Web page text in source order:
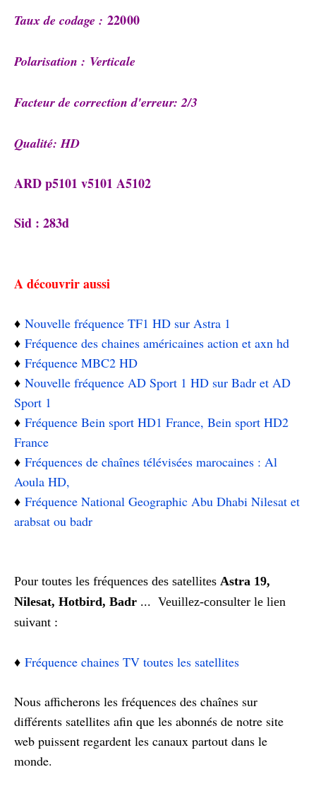
Taux de codage : 22000
Polarisation : Verticale
Facteur de correction d'erreur: 2/3
Qualité: HD
ARD p5101 v5101 A5102
Sid : 283d
A découvrir aussi
♦️ Nouvelle fréquence TF1 HD sur Astra 1
♦️ Fréquence des chaines américaines action et axn hd
♦️ Fréquence MBC2 HD
♦️ Nouvelle fréquence AD Sport 1 HD sur Badr et AD
Sport 1
♦️ Fréquence Bein sport HD1 France, Bein sport HD2
France
♦️ Fréquences de chaînes télévisées marocaines : Al
Aoula HD,
♦️ Fréquence National Geographic Abu Dhabi Nilesat et
arabsat ou badr
Pour toutes les fréquences des satellites Astra 19,
Nilesat, Hotbird, Badr ... Veuillez-consulter le lien
suivant :
♦️ Fréquence chaines TV toutes les satellites
Nous afficherons les fréquences des chaînes sur
différents satellites afin que les abonnés de notre site
web puissent regardent les canaux partout dans le
monde.